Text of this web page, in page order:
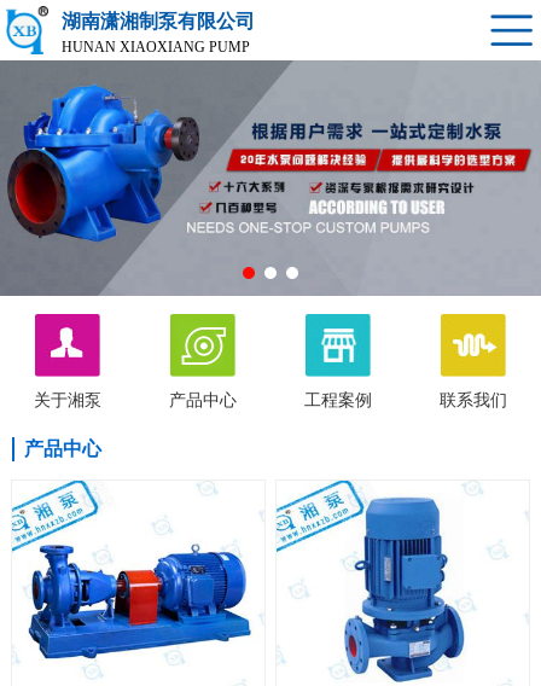
湖南潇湘制泵有限公司
HUNAN XIAOXIANG PUMP
关于湘泵 产品中心 工程案例 联系我们
产品中心